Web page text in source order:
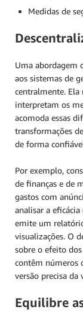
Medidas de
Uma abordagem
aos sistemas de
centralmente. Ela
interpretam os
acomoda essas
transformações
de forma
Por exemplo,
de finanças e de
gastos com
analisar a
emite um
visualizações. O
sobre o efeito
contêm números
versão precisa da
Equilibre